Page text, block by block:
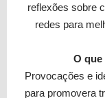
reflexões sobre
redes para
O
Provocações e
para promovera